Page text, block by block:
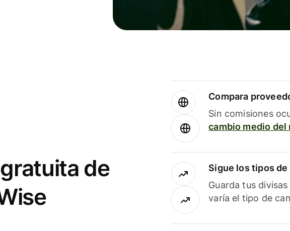
de
Compara
Sin comisiones
cambio medio del
Sigue los tipos
Guarda tus
varía el tipo de